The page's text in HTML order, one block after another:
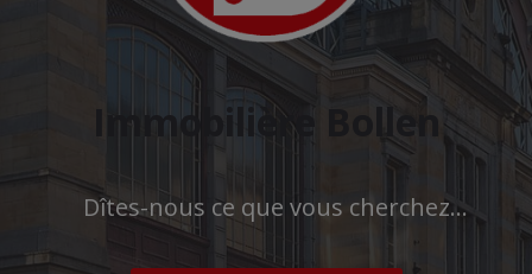
Immobilière Bollen
Dîtes-nous ce que vous cherchez...